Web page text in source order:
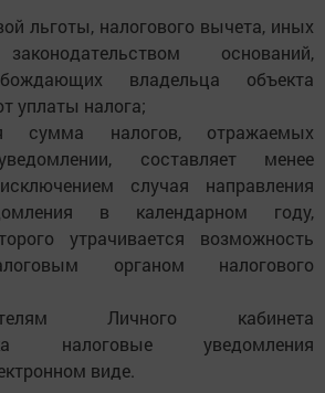
льготы, налогового вычета, иных
оснований,
владельца объекта
уплаты налога;
сумма налогов, отражаемых
составляет менее
случая направления
в календарном году,
утрачивается возможность
органом налогового
Личного кабинета
налоговые уведомления
виде.